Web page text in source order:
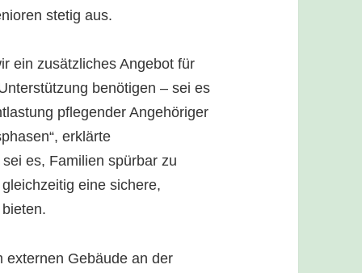
stetig aus.
ein zusätzliches Angebot für
benötigen – sei es
pflegender Angehöriger
erklärte
es, Familien spürbar zu
eine sichere,
externen Gebäude an der